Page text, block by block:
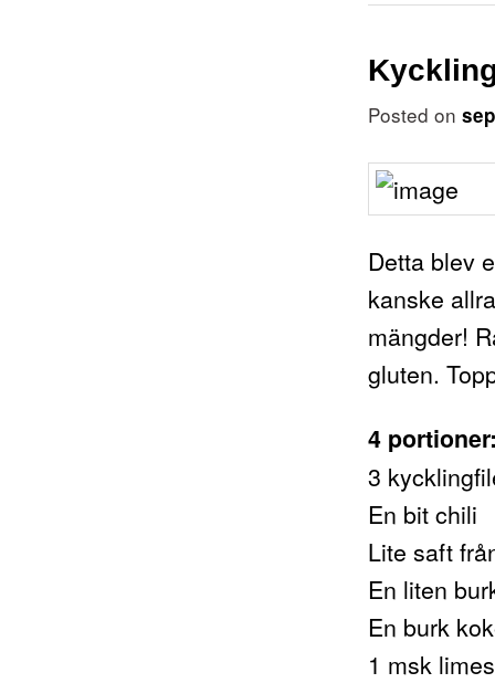
Posted on
Detta blev
kanske
mängder!
gluten.
4
3
En bit chili
Lite saft
En liten
En burk
1 msk